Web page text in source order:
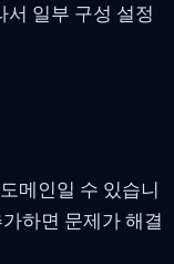
서 일부 구성 설정
메인일 수 있습니
하면 문제가 해결